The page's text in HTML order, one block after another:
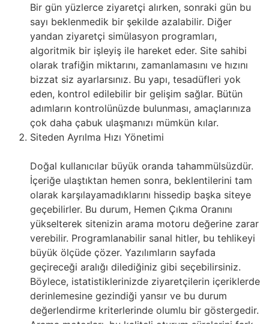
Bir gün yüzlerce ziyaretçi alırken, sonraki gün bu
sayı beklenmedik bir şekilde azalabilir. Diğer
yandan ziyaretçi simülasyon programları,
algoritmik bir işleyiş ile hareket eder. Site sahibi
olarak trafiğin miktarını, zamanlamasını ve hızını
bizzat siz ayarlarsınız. Bu yapı, tesadüfleri yok
eden, kontrol edilebilir bir gelişim sağlar. Bütün
adımların kontrolünüzde bulunması, amaçlarınıza
çok daha çabuk ulaşmanızı mümkün kılar.
Siteden Ayrılma Hızı Yönetimi
Doğal kullanıcılar büyük oranda tahammülsüzdür.
İçeriğe ulaştıktan hemen sonra, beklentilerini tam
olarak karşılayamadıklarını hissedip başka siteye
geçebilirler. Bu durum, Hemen Çıkma Oranını
yükselterek sitenizin arama motoru değerine zarar
verebilir. Programlanabilir sanal hitler, bu tehlikeyi
büyük ölçüde çözer. Yazılımların sayfada
geçireceği aralığı dilediğiniz gibi seçebilirsiniz.
Böylece, istatistiklerinizde ziyaretçilerin içeriklerde
derinlemesine gezindiği yansır ve bu durum
değerlendirme kriterlerinde olumlu bir göstergedir.